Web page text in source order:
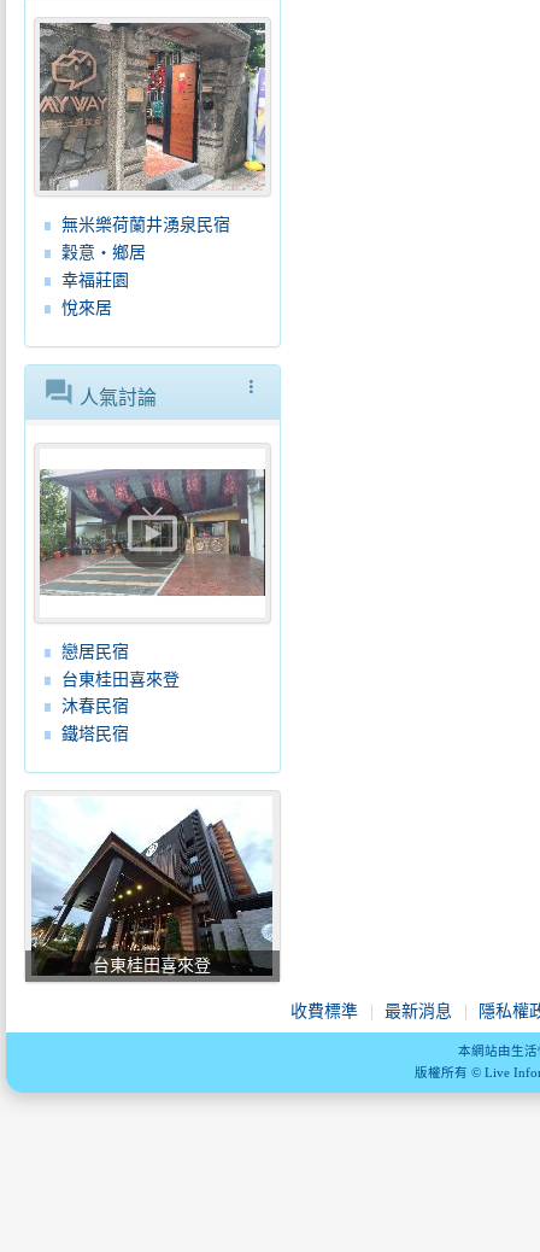
無米樂荷蘭井湧泉民宿
穀意‧鄉居
幸福莊園
悅來居
more_vert
forum 人氣討論
live_tv
戀居民宿
台東桂田喜來登
沐春民宿
鐵塔民宿
台東桂田喜來登
收費標準 最新消息 隱私權
本網站由生
版權所有 © Live